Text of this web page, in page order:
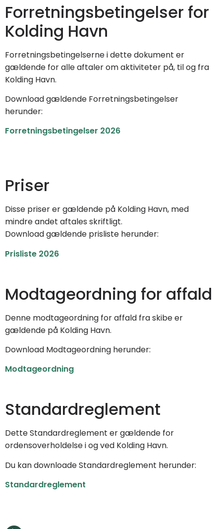
Forretningsbetingelser for
Kolding Havn
Forretningsbetingelserne i dette dokument er
gældende for alle aftaler om aktiviteter på, til og fra
Kolding Havn.
Download gældende Forretningsbetingelser
herunder:
Forretningsbetingelser 2026
Priser
Disse priser er gældende på Kolding Havn, med
mindre andet aftales skriftligt.
Download gældende prisliste herunder:
Prisliste 2026
Modtageordning for affald
Denne modtageordning for affald fra skibe er
gældende på Kolding Havn.
Download Modtageordning herunder:
Modtageordning
Standardreglement
Dette Standardreglement er gældende for
ordensoverholdelse i og ved Kolding Havn.
Du kan downloade Standardreglement herunder:
Standardreglement